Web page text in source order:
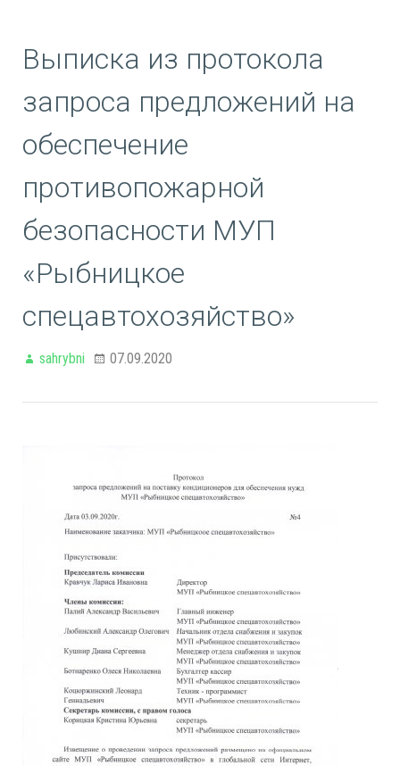
Выписка из протокола
запроса предложений на
обеспечение
противопожарной
безопасности МУП
«Рыбницкое
спецавтохозяйство»
sahrybni 07.09.2020